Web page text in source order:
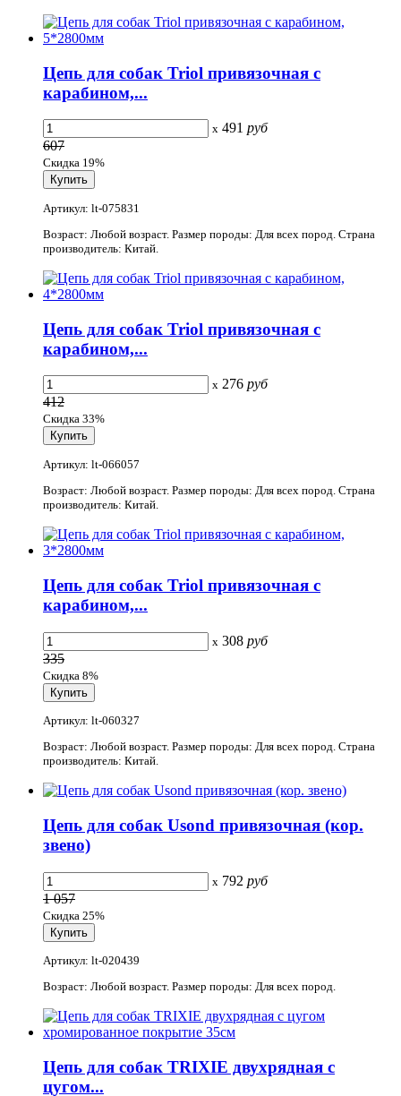
Цепь для собак Triol привязочная с
карабином,...
x 491 руб
607
Скидка 19%
Артикул: lt-075831
Возраст: Любой возраст. Размер породы: Для всех пород. Страна
производитель: Китай.
Цепь для собак Triol привязочная с
карабином,...
x 276 руб
412
Скидка 33%
Артикул: lt-066057
Возраст: Любой возраст. Размер породы: Для всех пород. Страна
производитель: Китай.
Цепь для собак Triol привязочная с
карабином,...
x 308 руб
335
Скидка 8%
Артикул: lt-060327
Возраст: Любой возраст. Размер породы: Для всех пород. Страна
производитель: Китай.
Цепь для собак Usond привязочная (кор.
звено)
x 792 руб
1 057
Скидка 25%
Артикул: lt-020439
Возраст: Любой возраст. Размер породы: Для всех пород.
Цепь для собак TRIXIE двухрядная с
цугом...